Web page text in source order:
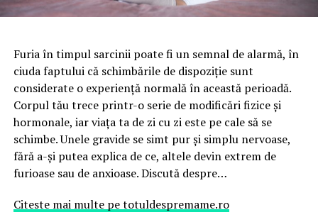
Furia în timpul sarcinii poate fi un semnal de alarmă, în
ciuda faptului că schimbările de dispoziție sunt
considerate o experiență normală în această perioadă.
Corpul tău trece printr-o serie de modificări fizice și
hormonale, iar viața ta de zi cu zi este pe cale să se
schimbe. Unele gravide se simt pur și simplu nervoase,
fără a-și putea explica de ce, altele devin extrem de
furioase sau de anxioase. Discută despre…
Citeste mai multe pe totuldespremame.ro